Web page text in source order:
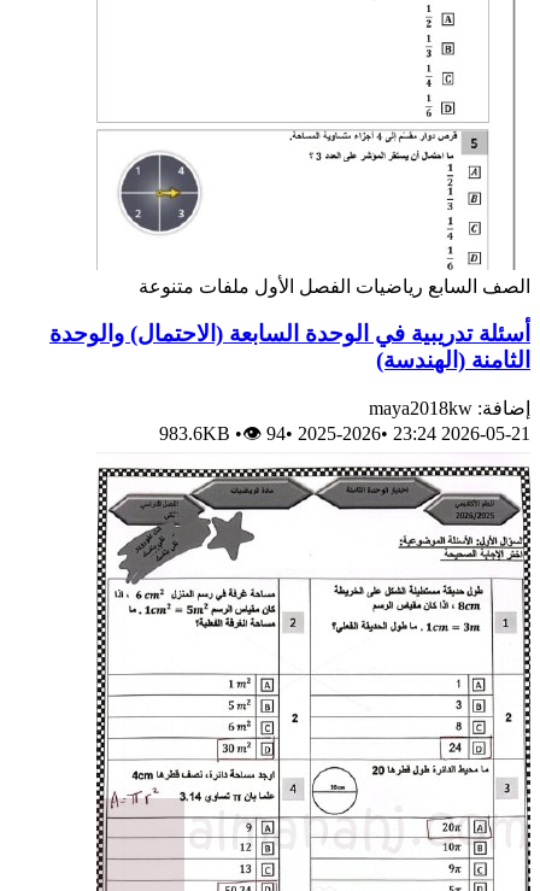
الصف السابع رياضيات الفصل الأول ملفات متنوعة
أسئلة تدريبية في الوحدة السابعة (الاحتمال) والوحدة
الثامنة (الهندسة)
إضافة: maya2018kw
2026-05-21 23:24
•
2025-2026
•
983.6KB •👁 94